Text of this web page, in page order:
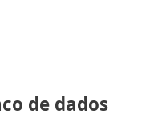
de dados